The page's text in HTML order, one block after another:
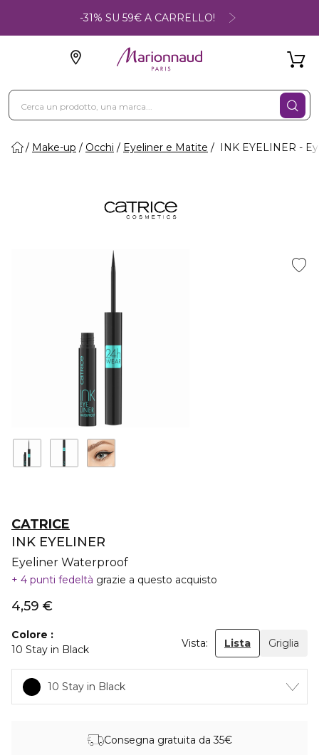
-31% SU 59€ A CARRELLO!
Make-up Occhi Eyeliner e Matite INK EYELINER -
CATRICE
INK EYELINER
Eyeliner Waterproof
4 punti fedeltà grazie a questo acquisto
4,59 €
Colore
10 Stay in Black
Vista: Lista Griglia
10 Stay in Black
Consegna gratuita da 35€